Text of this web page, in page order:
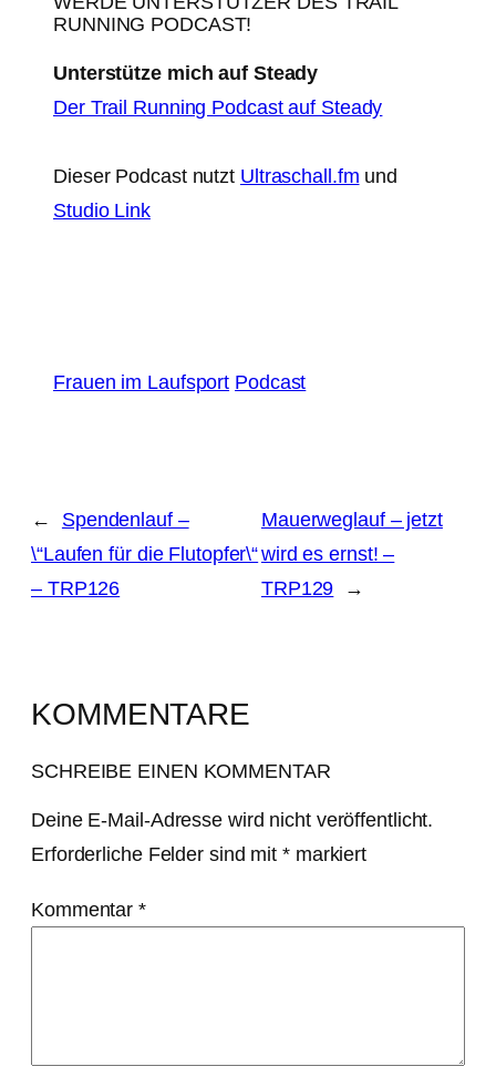
RUNNING PODCAST!
Unterstütze mich auf Steady
Der Trail Running Podcast auf Steady
Dieser Podcast nutzt Ultraschall.fm und
Studio Link
Frauen im Laufsport Podcast
←
Spendenlauf –
\“Laufen für die Flutopfer\“
– TRP126
Mauerweglauf – jetzt
wird es ernst! –
TRP129
→
KOMMENTARE
SCHREIBE EINEN KOMMENTAR
Deine E-Mail-Adresse wird nicht veröffentlicht.
Erforderliche Felder sind mit *markiert
Kommentar*